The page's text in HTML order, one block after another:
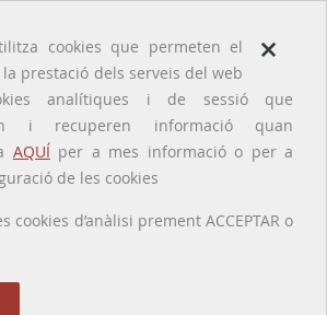
×
cookies que permeten el
prestació dels serveis del web
analítiques i de sessió que
i recuperen informació quan
AQUÍper a mes informació o per a
de les cookies
cookies d’anàlisi prement ACCEPTAR o
1903 – 1981]